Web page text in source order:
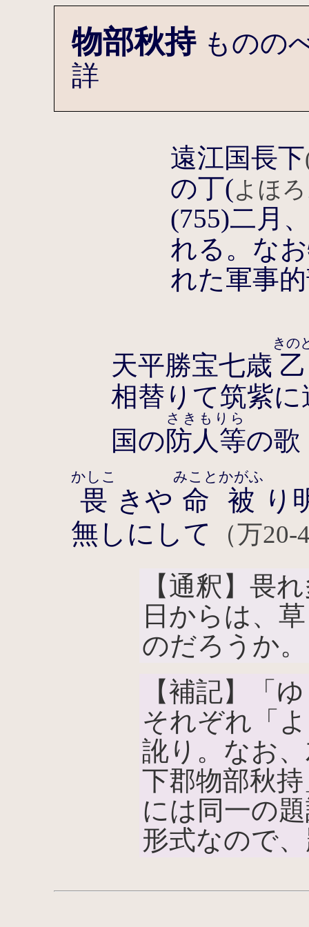
物部秋持 ものの
詳
遠江国長下
の丁(よほろ
(755)二月
れる。な
れた軍事
天平勝宝七歳
きの
相替りて筑紫
国の防人等
さきもりら
の歌
畏
かしこ
きや 命
みこと
被
かがふ
り
無しにして
（万
【通釈】畏
日からは、
のだろうか
【補記】「
それぞれ「
訛り。なお
下郡物部秋
には同一の
形式なので